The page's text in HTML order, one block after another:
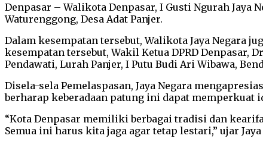
Denpasar – Walikota Denpasar, I Gusti Ngurah Jaya
Waturenggong, Desa Adat Panjer.
Dalam kesempatan tersebut, Walikota Jaya Negara
kesempatan tersebut, Wakil Ketua DPRD Denpasar,
Pendawati, Lurah Panjer, I Putu Budi Ari Wibawa,
Disela-sela Pemelaspasan, Jaya Negara
berharap keberadaan patung ini dapat memperkuat
“Kota Denpasar memiliki berbagai tradisi dan
Semua ini harus kita jaga agar tetap lestari,” ujar Jaya